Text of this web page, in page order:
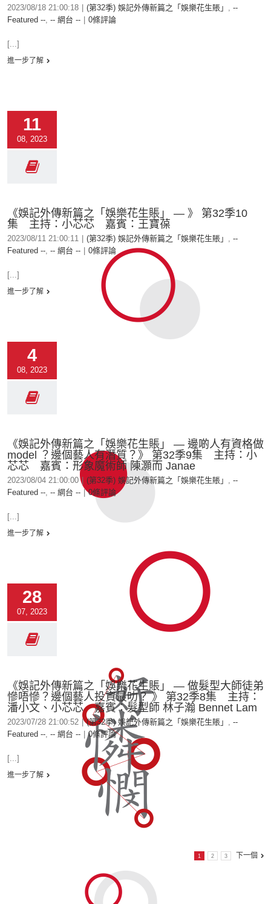
2023/08/18 21:00:18 (第32季) 娛記外傳新篇之「娛樂花生賬」 , --
Featured --, -- 網台 -- 0條評論
[...]
進一步了解
11
08, 2023
《娛記外傳新篇之「娛樂花生賬」 — 》 第32季10
集 主持：小芯芯 嘉賓：王寶葆
2023/08/11 21:00:11 (第32季) 娛記外傳新篇之「娛樂花生賬」 , --
Featured --, -- 網台 -- 0條評論
[...]
進一步了解
4
08, 2023
《娛記外傳新篇之「娛樂花生賬」 — 邊啲人有資格做
model ？邊個藝人有潛質？》 第32季9集 主持：小
芯芯 嘉賓：形象魔術師 陳灝而 Janae
2023/08/04 21:00:00 (第32季) 娛記外傳新篇之「娛樂花生賬」 , --
Featured --, -- 網台 -- | 0條評論
[...]
進一步了解
28
07, 2023
《娛記外傳新篇之「娛樂花生賬」 — 做髮型大師徒弟
慘唔慘？邊個藝人投資最叻？ 》 第32季8集 主持：
潘小文、小芯芯 嘉賓：髮型師 林子瀚 Bennet Lam
2023/07/28 21:00:52 | (第32季) 娛記外傳新篇之「娛樂花生賬」 , --
Featured --, -- 網台 -- 0條評論
[...]
進一步了解
1 2 3 下一個